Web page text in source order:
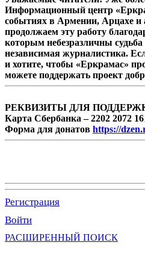
Информационный центр
событиях в Армении, Арцахе
продолжаем эту работу
которым небезразличны
независимая журналистика.
и хотите, чтобы «Еркрамас»
можете поддержать проект
РЕКВИЗИТЫ ДЛЯ
Карта Сбербанка – 2202 2072
Форма для донатов https://
Регистрация
Войти
РАСШИРЕННЫЙ ПОИСК